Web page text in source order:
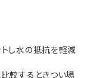
し水の抵抗を軽減
較するときつい場